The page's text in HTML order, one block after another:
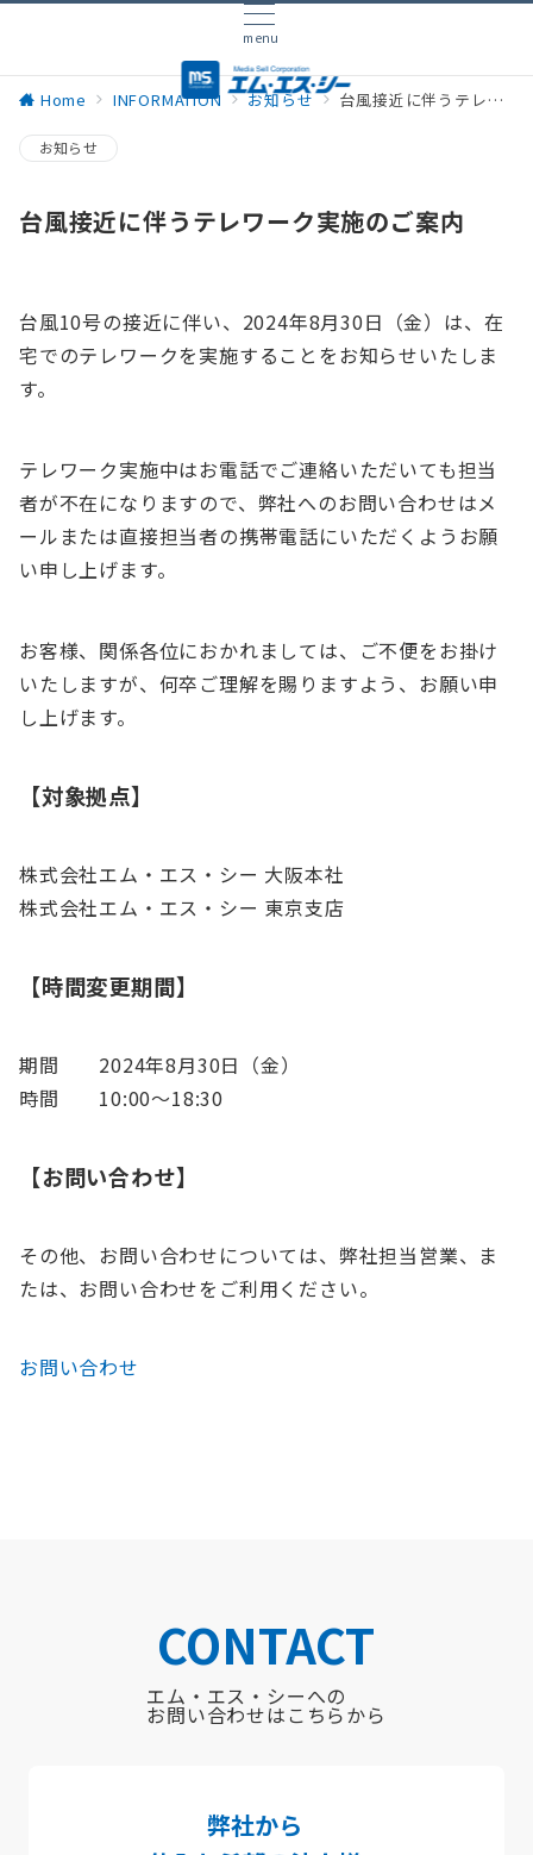
menu
Home INFORMATION お知らせ 台風接近に伴うテレワーク実施のご案内
お知らせ
台風接近に伴うテレワーク実施のご案内
台風10号の接近に伴い、2024年8月30日（金）は、在
宅でのテレワークを実施することをお知らせいたしま
す。
テレワーク実施中はお電話でご連絡いただいても担当
者が不在になりますので、弊社へのお問い合わせはメ
ールまたは直接担当者の携帯電話にいただくようお願
い申し上げます。
お客様、関係各位におかれましては、ご不便をお掛け
いたしますが、何卒ご理解を賜りますよう、お願い申
し上げます。
【対象拠点】
株式会社エム・エス・シー 大阪本社
株式会社エム・エス・シー 東京支店
【時間変更期間】
期間 2024年8月30日（金）
時間 10:00〜18:30
【お問い合わせ】
その他、お問い合わせについては、弊社担当営業、ま
たは、お問い合わせをご利用ください。
お問い合わせ
CONTACT
エム・エス・シーへの
お問い合わせはこちらから
弊社から